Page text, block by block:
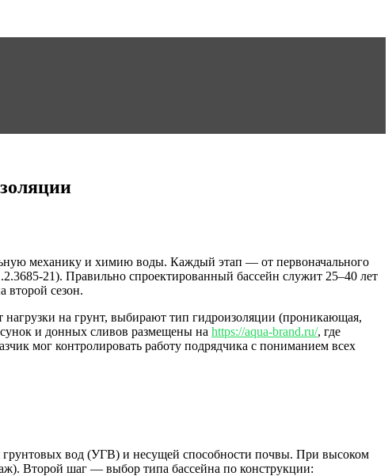
механику и химию воды. Каждый этап — от первоначального
21). Правильно спроектированный бассейн служит 25–40 лет
второй сезон.
на грунт, выбирают тип гидроизоляции (проникающая,
и донных сливов размещены на https://aqua-brand.ru/, где
мог контролировать работу подрядчика с пониманием всех
грунтовых вод (УГВ) и несущей способности почвы. При высоком
Второй шаг — выбор типа бассейна по конструкции: